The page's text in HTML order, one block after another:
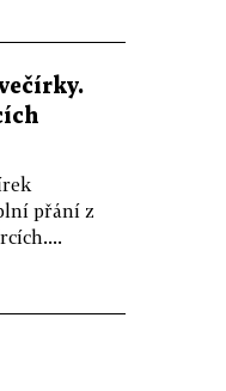
přání z